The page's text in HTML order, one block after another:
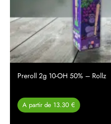
Preroll 2g 10-OH 50% – Rollz
A partir de 13.30 €